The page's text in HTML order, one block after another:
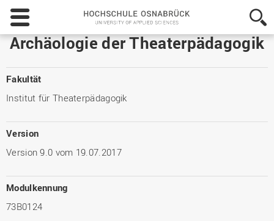
Hochschule
Osnabrück
-
University
Archäologie der Theaterpädagogik
Fakultät
Institut für Theaterpädagogik
Version
Version 9.0 vom 19.07.2017
Modulkennung
73B0124